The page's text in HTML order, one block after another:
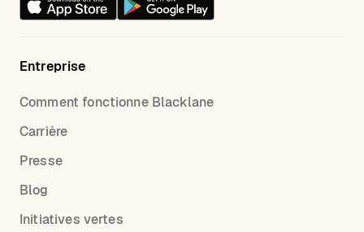
Entreprise
Comment fonctionne Blacklane
Carrière
Presse
Blog
Initiatives vertes